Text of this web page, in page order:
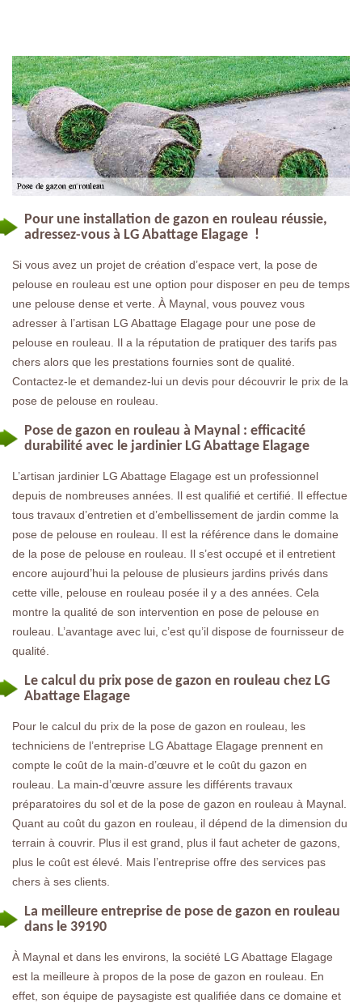
Pour une installation de gazon en rouleau réussie,
adressez-vous à LG Abattage Elagage !
Si vous avez un projet de création d’espace vert, la pose de
pelouse en rouleau est une option pour disposer en peu de temps
une pelouse dense et verte. À Maynal, vous pouvez vous
adresser à l’artisan LG Abattage Elagage pour une pose de
pelouse en rouleau. Il a la réputation de pratiquer des tarifs pas
chers alors que les prestations fournies sont de qualité.
Contactez-le et demandez-lui un devis pour découvrir le prix de la
pose de pelouse en rouleau.
Pose de gazon en rouleau à Maynal : efficacité
durabilité avec le jardinier LG Abattage Elagage
L’artisan jardinier LG Abattage Elagage est un professionnel
depuis de nombreuses années. Il est qualifié et certifié. Il effectue
tous travaux d’entretien et d’embellissement de jardin comme la
pose de pelouse en rouleau. Il est la référence dans le domaine
de la pose de pelouse en rouleau. Il s’est occupé et il entretient
encore aujourd’hui la pelouse de plusieurs jardins privés dans
cette ville, pelouse en rouleau posée il y a des années. Cela
montre la qualité de son intervention en pose de pelouse en
rouleau. L’avantage avec lui, c’est qu’il dispose de fournisseur de
qualité.
Le calcul du prix pose de gazon en rouleau chez LG
Abattage Elagage
Pour le calcul du prix de la pose de gazon en rouleau, les
techniciens de l’entreprise LG Abattage Elagage prennent en
compte le coût de la main-d’œuvre et le coût du gazon en
rouleau. La main-d’œuvre assure les différents travaux
préparatoires du sol et de la pose de gazon en rouleau à Maynal.
Quant au coût du gazon en rouleau, il dépend de la dimension du
terrain à couvrir. Plus il est grand, plus il faut acheter de gazons,
plus le coût est élevé. Mais l’entreprise offre des services pas
chers à ses clients.
La meilleure entreprise de pose de gazon en rouleau
dans le 39190
À Maynal et dans les environs, la société LG Abattage Elagage
est la meilleure à propos de la pose de gazon en rouleau. En
effet, son équipe de paysagiste est qualifiée dans ce domaine et